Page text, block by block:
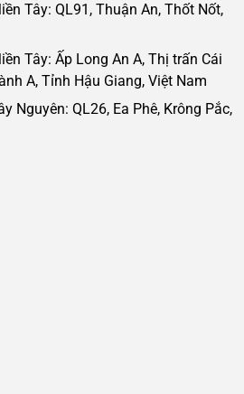
Tây: QL91, Thuận An, Thốt Nốt,
Tây: Ấp Long An A, Thị trấn Cái
A, Tỉnh Hậu Giang, Việt Nam
Nguyên: QL26, Ea Phê, Krông Pắc,